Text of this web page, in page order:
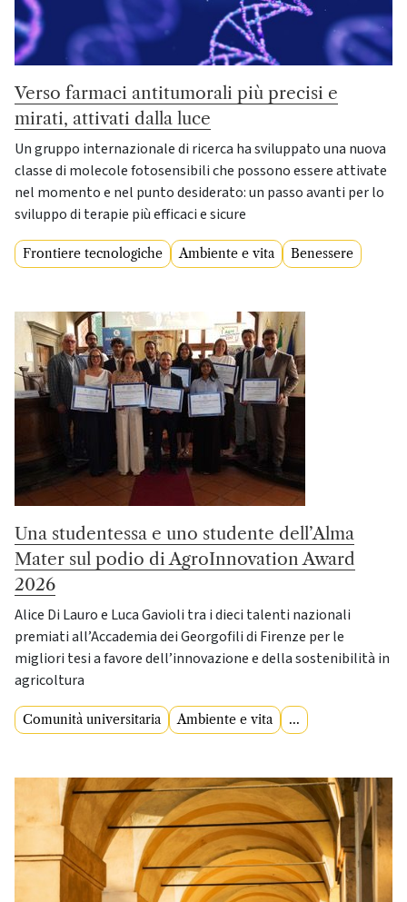
Verso farmaci antitumorali più precisi e
mirati, attivati dalla luce
Un gruppo internazionale di ricerca ha sviluppato una nuova
classe di molecole fotosensibili che possono essere attivate
nel momento e nel punto desiderato: un passo avanti per lo
sviluppo di terapie più efficaci e sicure
Frontiere tecnologiche Ambiente e vita Benessere
Una studentessa e uno studente dell’Alma
Mater sul podio di AgroInnovation Award
2026
Alice Di Lauro e Luca Gavioli tra i dieci talenti nazionali
premiati all’Accademia dei Georgofili di Firenze per le
migliori tesi a favore dell’innovazione e della sostenibilità in
agricoltura
Comunità universitaria Ambiente e vita ...